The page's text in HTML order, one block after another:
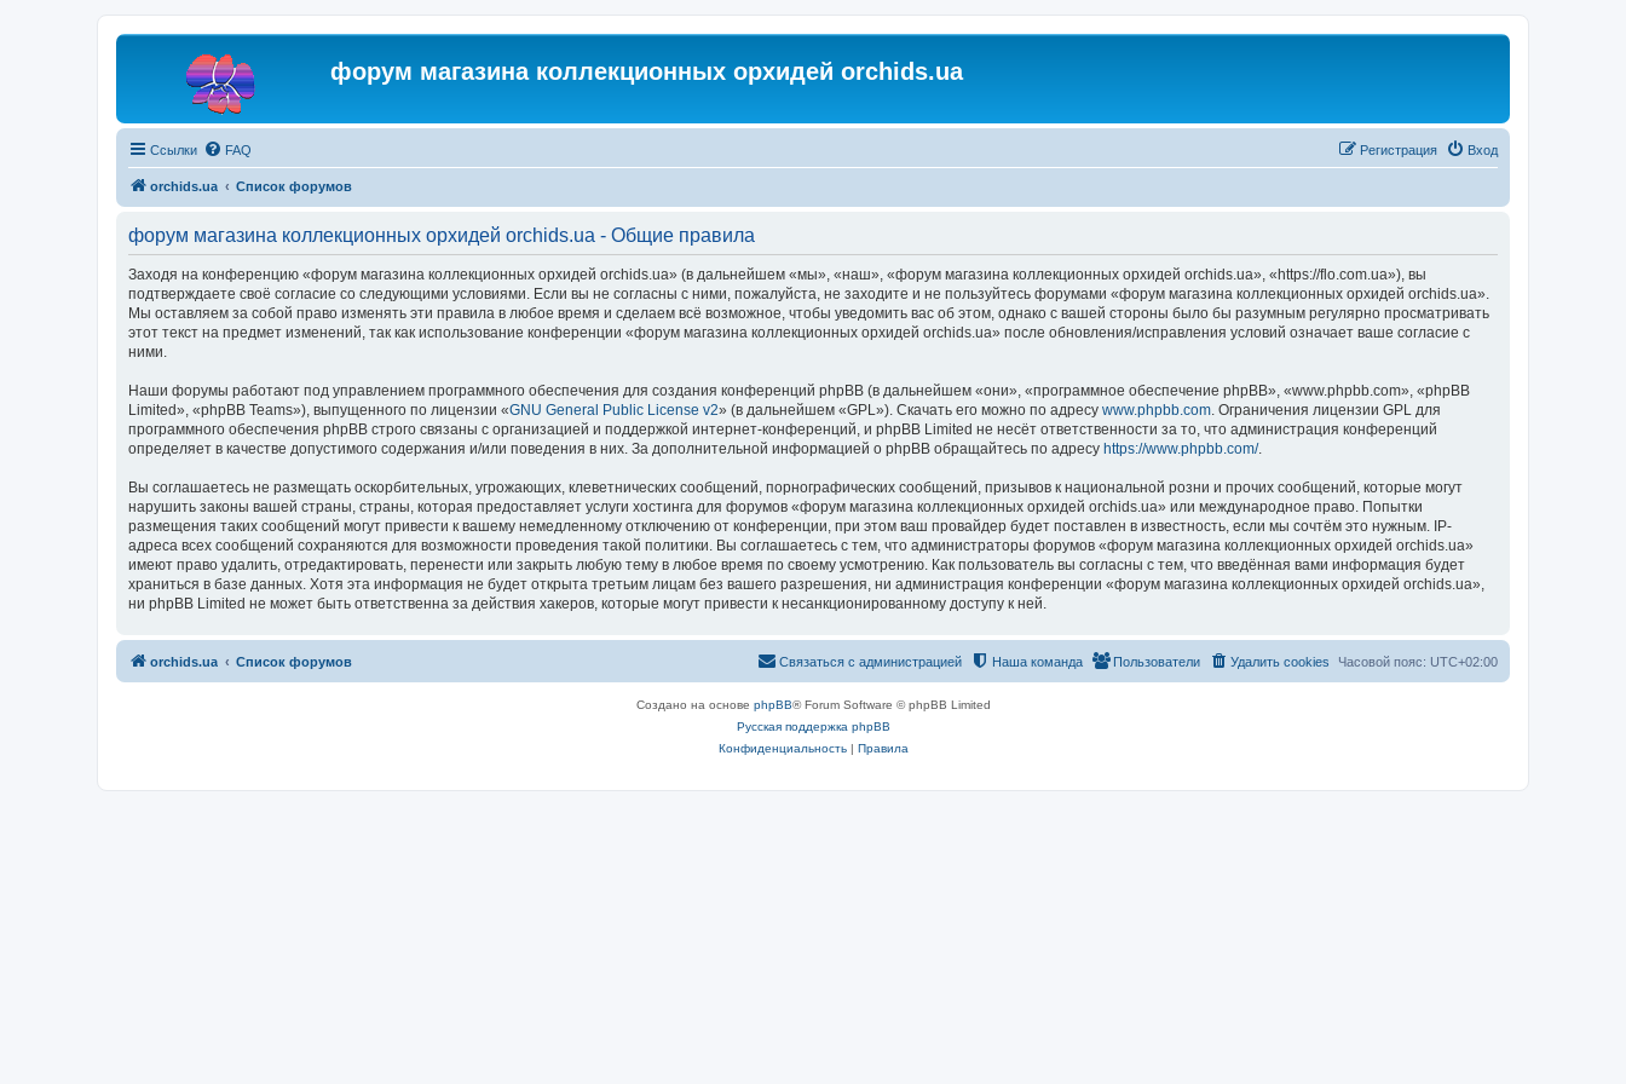
форум магазина коллекционных орхидей orchids.ua
Ссылки FAQ Вход
Регистрация
orchids.ua Список форумов
форум магазина коллекционных орхидей orchids.ua - Общие правила
Заходя на конференцию «форум магазина коллекционных орхидей orchids.ua» (в дальнейшем «мы», «наш», «форум магазина коллекционных орхидей orchids.ua», «https://flo.com.ua»), вы
подтверждаете своё согласие со следующими условиями. Если вы не согласны с ними, пожалуйста, не заходите и не пользуйтесь форумами «форум магазина коллекционных орхидей orchids.ua».
Мы оставляем за собой право изменять эти правила в любое время и сделаем всё возможное, чтобы уведомить вас об этом, однако с вашей стороны было бы разумным регулярно просматривать
этот текст на предмет изменений, так как использование конференции «форум магазина коллекционных орхидей orchids.ua» после обновления/исправления условий означает ваше согласие с
ними.
Наши форумы работают под управлением программного обеспечения для создания конференций phpBB (в дальнейшем «они», «программное обеспечение phpBB», «www.phpbb.com», «phpBB
Limited», «phpBB Teams»), выпущенного по лицензии «GNU General Public License v2» (в дальнейшем «GPL»). Скачать его можно по адресу www.phpbb.com. Ограничения лицензии GPL для
программного обеспечения phpBB строго связаны с организацией и поддержкой интернет-конференций, и phpBB Limited не несёт ответственности за то, что администрация конференций
определяет в качестве допустимого содержания и/или поведения в них. За дополнительной информацией о phpBB обращайтесь по адресу https://www.phpbb.com/.
Вы соглашаетесь не размещать оскорбительных, угрожающих, клеветнических сообщений, порнографических сообщений, призывов к национальной розни и прочих сообщений, которые могут
нарушить законы вашей страны, страны, которая предоставляет услуги хостинга для форумов «форум магазина коллекционных орхидей orchids.ua» или международное право. Попытки
размещения таких сообщений могут привести к вашему немедленному отключению от конференции, при этом ваш провайдер будет поставлен в известность, если мы сочтём это нужным. IP-
адреса всех сообщений сохраняются для возможности проведения такой политики. Вы соглашаетесь с тем, что администраторы форумов «форум магазина коллекционных орхидей orchids.ua»
имеют право удалить, отредактировать, перенести или закрыть любую тему в любое время по своему усмотрению. Как пользователь вы согласны с тем, что введённая вами информация будет
храниться в базе данных. Хотя эта информация не будет открыта третьим лицам без вашего разрешения, ни администрация конференции «форум магазина коллекционных орхидей orchids.ua»,
ни phpBB Limited не может быть ответственна за действия хакеров, которые могут привести к несанкционированному доступу к ней.
orchids.ua Список форумов Часовой пояс: UTC+02:00
Удалить cookies
Пользователи
Наша команда
Связаться с администрацией
Создано на основе phpBB® Forum Software © phpBB Limited
Русская поддержка phpBB
Конфиденциальность| Правила